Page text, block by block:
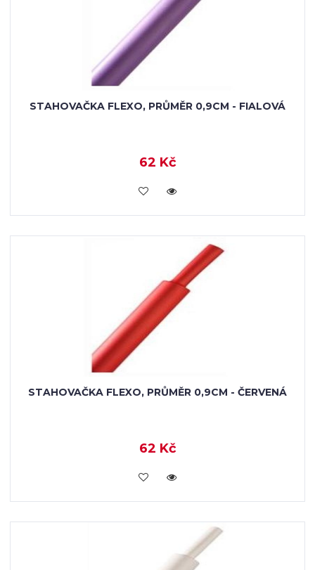
STAHOVAČKA FLEXO, PRŮMĚR 0,9CM - FIALOVÁ
62 Kč
VLOŽIT DO KOŠÍKU
STAHOVAČKA FLEXO, PRŮMĚR 0,9CM - ČERVENÁ
62 Kč
VLOŽIT DO KOŠÍKU